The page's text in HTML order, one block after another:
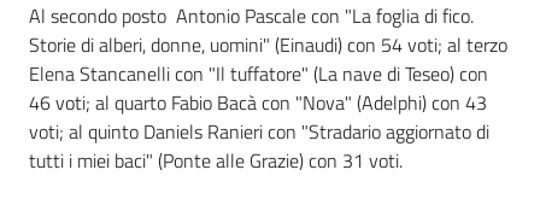
Casa
Piani
Archivio
storico
Al secondo posto Antonio Pascale con "La foglia di fico.
Storie di alberi, donne, uomini" (Einaudi) con 54 voti; al terzo
Elena Stancanelli con "Il tuffatore" (La nave di Teseo) con
46 voti; al quarto Fabio Bacà con "Nova" (Adelphi) con 43
voti; al quinto Daniels Ranieri con "Stradario aggiornato di
tutti i miei baci" (Ponte alle Grazie) con 31 voti.